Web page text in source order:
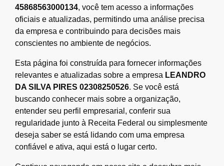
45868563000134, você tem acesso a informações
oficiais e atualizadas, permitindo uma análise precisa
da empresa e contribuindo para decisões mais
conscientes no ambiente de negócios.
Esta página foi construída para fornecer informações
relevantes e atualizadas sobre a empresa LEANDRO
DA SILVA PIRES 02308250526. Se você está
buscando conhecer mais sobre a organização,
entender seu perfil empresarial, conferir sua
regularidade junto à Receita Federal ou simplesmente
deseja saber se está lidando com uma empresa
confiável e ativa, aqui está o lugar certo.